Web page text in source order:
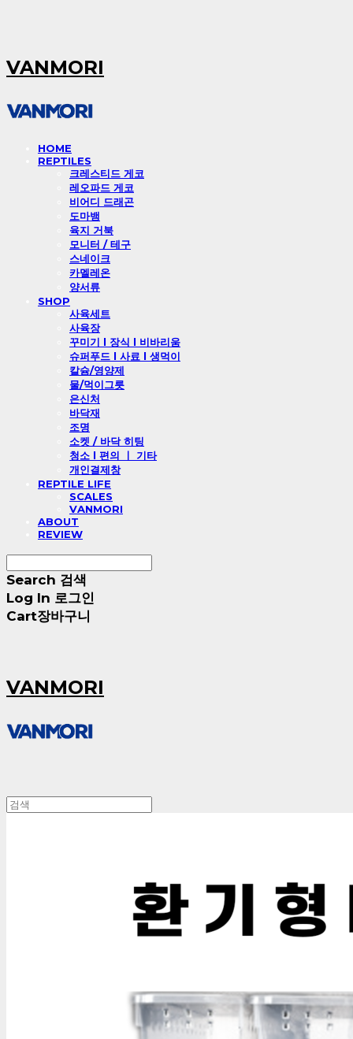
VANMORI
HOME
REPTILES
크레스티드 게코
레오파드 게코
비어디 드래곤
도마뱀
육지 거북
모니터 / 테구
스네이크
카멜레온
양서류
SHOP
사육세트
사육장
꾸미기 l 장식 l 비바리움
슈퍼푸드 l 사료 l 생먹이
칼슘/영양제
물/먹이그릇
은신처
바닥재
조명
소켓 / 바닥 히팅
청소 l 편의 ㅣ 기타
개인결제창
REPTILE LIFE
SCALES
VANMORI
ABOUT
REVIEW
Search 검색
Log In 로그인
Cart장바구니
VANMORI